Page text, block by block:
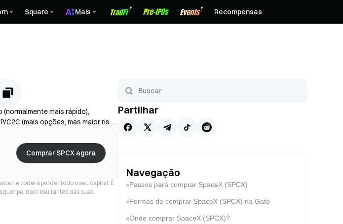
Square Mais Recompensas
mais rápido),
C2C (mais opções, mas maior risco
a região e o prestador.
Comprar SPCX agora
e poderá perder todo o seu capital. É
perdas resultantes das suas
Partilhar
Navegação
Passos para comprar SpaceX (SPCX)
Formas de comprar SpaceX (SPCX) na Gate
Onde comprar SpaceX (SPCX)?